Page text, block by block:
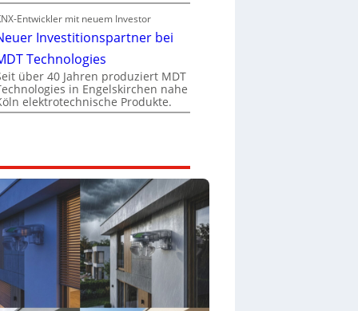
Entwickler mit neuem Investor
Investitionspartner bei
Technologies
über 40 Jahren produziert MDT
in Engelskirchen nahe
elektrotechnische Produkte.